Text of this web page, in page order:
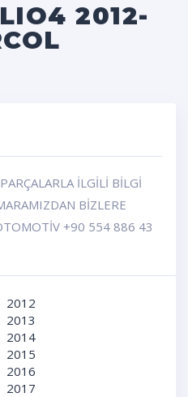
2012-
İLGİLİ BİLGİ
BİZLERE
+90 554 886 43
2012
2013
2014
2015
2016
2017